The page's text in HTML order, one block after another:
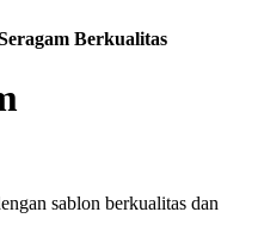
Berkualitas
sablon berkualitas dan